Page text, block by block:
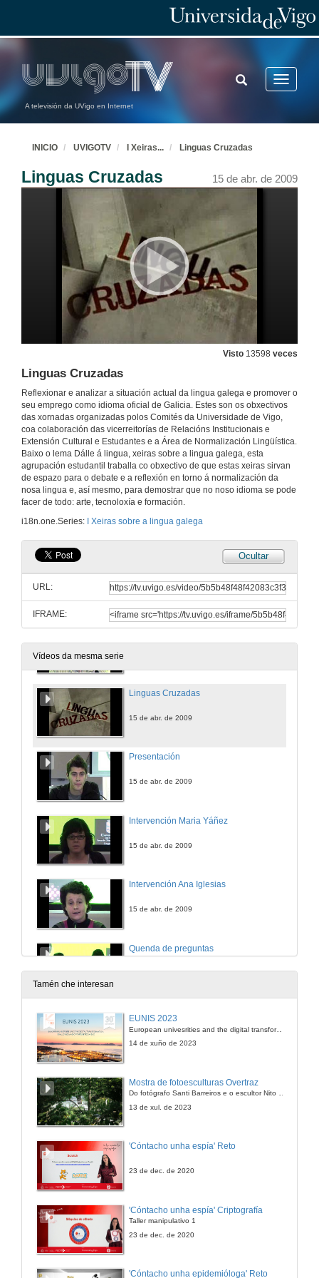
A televisión da UVigo en Internet
Toggle
TOGGLE
SEARCH
INICIO UVIGOTV I Xeiras... Linguas Cruzadas
Linguas Cruzadas 15 de abr. de 2009
Visto 13598 veces
Linguas Cruzadas
Reflexionar e analizar a situación actual da lingua galega e promover o
seu emprego como idioma oficial de Galicia. Estes son os obxectivos
das xornadas organizadas polos Comités da Universidade de Vigo,
coa colaboración das vicerreitorías de Relacións Institucionais e
Extensión Cultural e Estudantes e a Área de Normalización Lingüística.
Baixo o lema Dálle á lingua, xeiras sobre a lingua galega, esta
agrupación estudantil traballa co obxectivo de que estas xeiras sirvan
de espazo para o debate e a reflexión en torno á normalización da
nosa lingua e, así mesmo, para demostrar que no noso idioma se pode
facer de todo: arte, tecnoloxía e formación.
i18n.one.Series:
I Xeiras sobre a lingua galega
Ocultar
URL:
IFRAME:
Vídeos da mesma serie
Acto de Apertura
15 de abr. de 2009
Intervención de Mª. Carmen Cabeza
15 de abr. de 2009
Presentación do Documental "Linguas Cruzadas"
Linguas Cruzadas
15 de abr. de 2009
Presentación
15 de abr. de 2009
Intervención Maria Yáñez
15 de abr. de 2009
Intervención Ana Iglesias
15 de abr. de 2009
Quenda de preguntas
15 de abr. de 2009
Intervención Iolanda Veloso
Presentación
Tamén che interesan
EUNIS 2023
European univesrities and the digital transformation: challenges and opportunities ahead
14 de xuño de 2023
Mostra de fotoesculturas Overtraz
Do fotógrafo Santi Barreiros e o escultor Nito Contreras.
13 de xul. de 2023
'Cóntacho unha espía' Reto
23 de dec. de 2020
'Cóntacho unha espía' Criptografía
Taller manipulativo 1
23 de dec. de 2020
'Cóntacho unha epidemióloga' Reto